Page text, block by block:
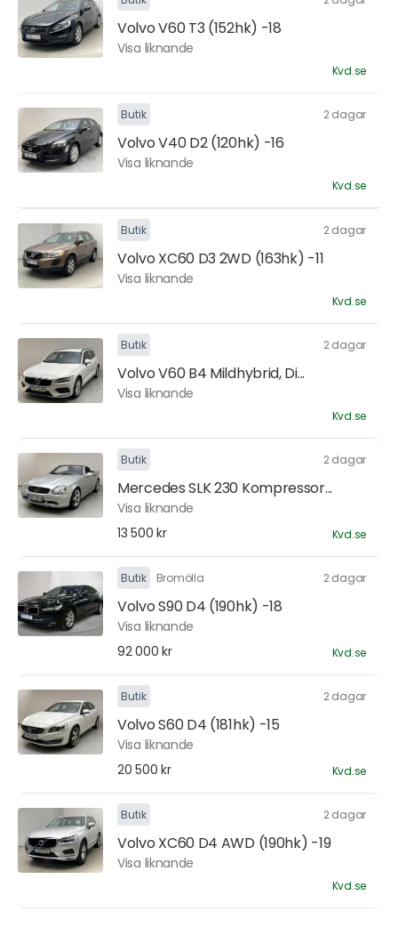
Volvo V60 T3 (152hk) -18
Visa liknande
Kvd.se
Butik 2 dagar
Volvo V40 D2 (120hk) -16
Visa liknande
Kvd.se
Butik 2 dagar
Volvo XC60 D3 2WD (163hk) -11
Visa liknande
Kvd.se
Butik 2 dagar
Volvo V60 B4 Mildhybrid, Di...
Visa liknande
Kvd.se
Butik 2 dagar
Mercedes SLK 230 Kompressor...
Visa liknande
13 500 kr
Kvd.se
Butik Bromölla 2 dagar
Volvo S90 D4 (190hk) -18
Visa liknande
92 000 kr
Kvd.se
Butik 2 dagar
Volvo S60 D4 (181hk) -15
Visa liknande
20 500 kr
Kvd.se
Butik 2 dagar
Volvo XC60 D4 AWD (190hk) -19
Visa liknande
Kvd.se